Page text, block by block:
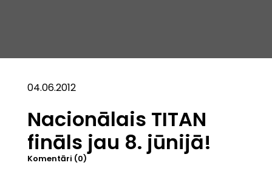
04.06.2012
Nacionālais TITAN
fināls jau 8. jūnijā!
Komentāri (0)